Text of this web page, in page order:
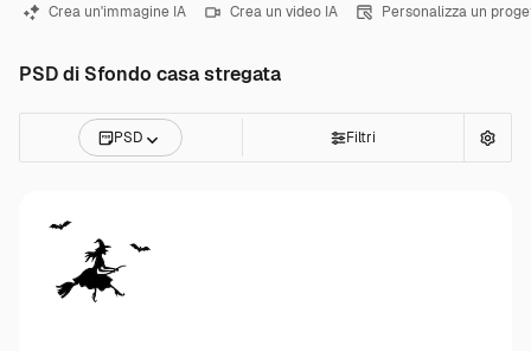
Crea un'immagine IA Crea un video IA Personalizza un
PSD di Sfondo casa stregata
PSD Filtri